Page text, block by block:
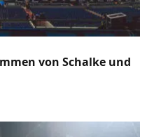
von Schalke und